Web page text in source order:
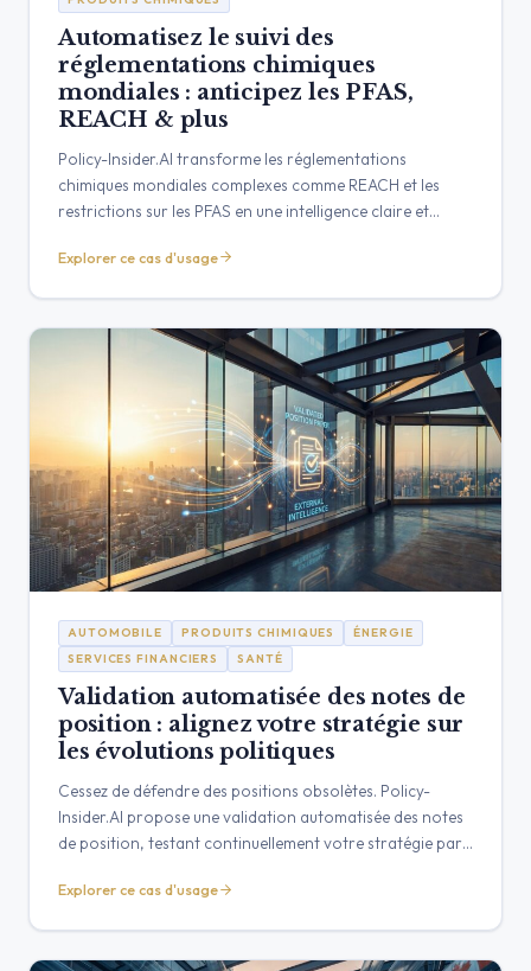
Automatisez le suivi des
réglementations chimiques
mondiales : anticipez les PFAS,
REACH & plus
Policy-Insider.AI transforme les réglementations
chimiques mondiales complexes comme REACH et les
restrictions sur les PFAS en une intelligence claire et
protégez votre accès au marché et transformez le risque
Explorer ce cas d'usage
AUTOMOBILE PRODUITS CHIMIQUES
ÉNERGIE
SERVICES FINANCIERS
SANTÉ
Validation automatisée des notes de
position : alignez votre stratégie sur
les évolutions politiques
Cessez de défendre des positions obsolètes. Policy-
Insider.AI propose une validation automatisée des notes
de position, testant continuellement votre stratégie par
médiatiques du monde réel. Transformez votre
Explorer ce cas d'usage